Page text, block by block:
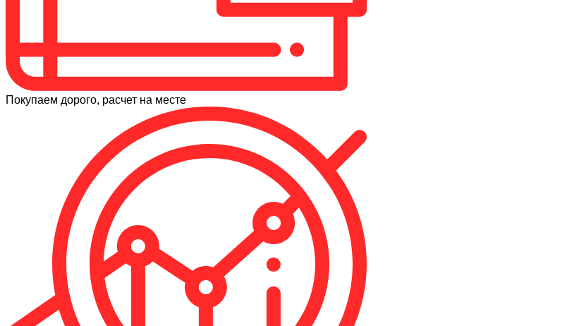
Покупаем дорого, расчет на месте